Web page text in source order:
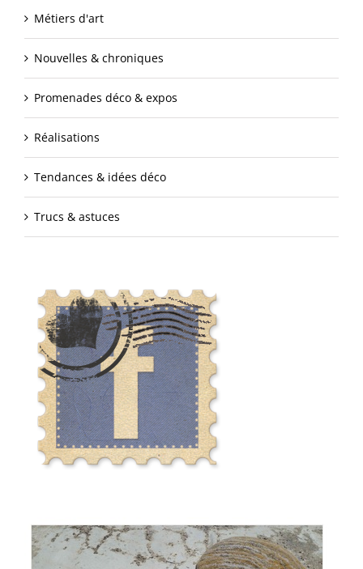
Métiers d'art
Nouvelles & chroniques
Promenades déco & expos
Réalisations
Tendances & idées déco
Trucs & astuces